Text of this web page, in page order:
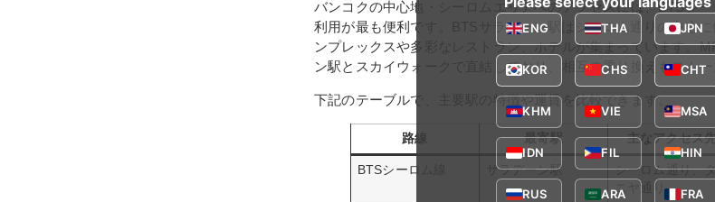
バンコクの中心地・シーロムエリアへのアクセスには、BTSシ
利用が最も便利です。BTSサラデーン駅はシーロム通りの中心
ンプレックスや多彩なレストラン、ホテルが集まっています。
ン駅とスカイウォークで直結しており、相互の乗り換えもスムー
下記のテーブルで、主要駅の特徴や運賃を比較できます。
路線 最寄駅 主なアクセス
BTSシーロム線 サラデーン駅
シーロム通り、
ニヤ通り
ENG THA JPN
KOR CHS CHT
KHM VIE MSA
IDN FIL HIN
RUS ARA FRA